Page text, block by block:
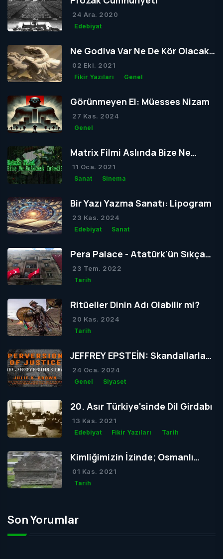
24 Ara. 2020
Edebiyat
Ne Godiva Var Ne De Kör Olacak
Tom
02 Eki. 2021
Fikir Yazıları Genel
Görünmeyen El: Müesses Nizam
27 Kas. 2024
Genel
Matrix Filmi Aslında Bize Ne
Anlatmak İstedi?
11 Oca. 2021
Sanat Sinema
Bir Yazı Yazma Sanatı: Lipogram
23 Kas. 2024
Edebiyat Sanat
Pera Palace - Atatürk'ün Sıkça
Konakladığı Otel
23 Tem. 2022
Tarih
Ritüeller Dinin Adı Olabilir mi?
20 Kas. 2024
Tarih
JEFFREY EPSTEİN: Skandallarla
Dolu Bir Hayatın Ardındaki Gizem
24 Oca. 2024
Genel Siyaset
20. Asır Türkiye'sinde Dil Girdabı
13 Kas. 2021
Edebiyat Fikir Yazıları Tarih
Kimliğimizin İzinde; Osmanlı
Mezar Taşları
01 Kas. 2021
Tarih
Son Yorumlar